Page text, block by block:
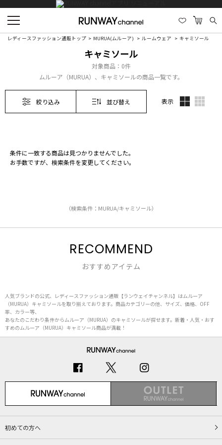
レディースファッション通販トップ MURUA(ムルーア) ルームウェア キャミソール
キャミソール
対象商品： 0件
ムルーア（MURUA）、キャミソールの商品一覧です。
絞り込み 並び替え 表示
条件に一致する商品は見つかりませんでした。
お手数ですが、検索条件を変更してください。
（検索条件：MURUA/キャミソール）
RECOMMEND
おすすめアイテム
人気ブランドの公式、レディースファッション通販【ランウェイチャンネル】はムルーア
（MURUA）キャミソールを取り揃えております。商品カテゴリーの他、サイズ、価格、OFF
率、カラー等、
あなたのこだわり条件からムルーア（MURUA）のキャミソールが探せます。新着・人気・おす
すめのムルーア（MURUA）キャミソール商品が満載！
初めての方へ